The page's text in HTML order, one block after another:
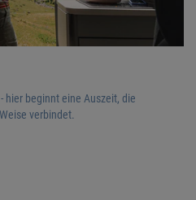
hier beginnt eine Auszeit, die
verbindet.